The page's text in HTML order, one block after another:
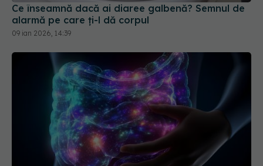
Ce înseamnă dacă ai diaree galbenă? Semnul de
alarmă pe care ți-l dă corpul
09 ian 2026, 14:39